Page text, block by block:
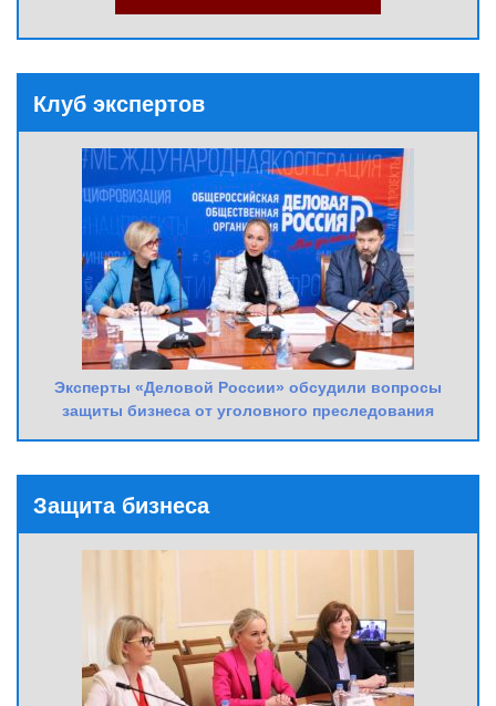
Клуб экспертов
Эксперты «Деловой России» обсудили вопросы
защиты бизнеса от уголовного преследования
Защита бизнеса